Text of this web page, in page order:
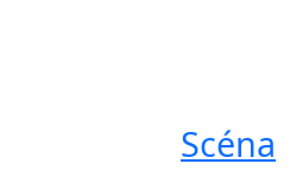
Scéna